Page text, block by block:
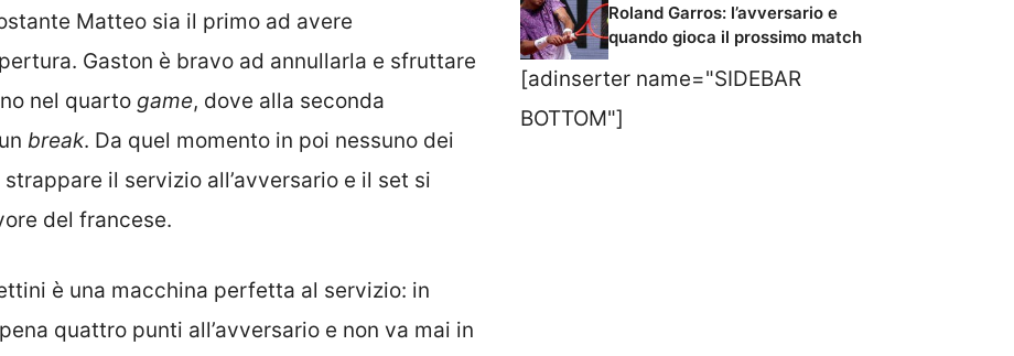
Matteo sia il primo ad avere
Gaston è bravo ad annullarla e sfruttare
nel quarto game, dove alla seconda
break. Da quel momento in poi nessuno dei
il servizio all’avversario e il set si
del francese.
è una macchina perfetta al servizio: in
quattro punti all’avversario e non va mai in
Roland Garros: l’avversario e
quando gioca il prossimo match
[adinserter name="SIDEBAR
BOTTOM"]